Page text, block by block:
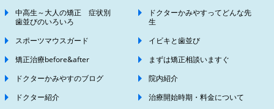
中高生～大人の矯正 症状別
歯並びのいろいろ
ドクターかみやすってどんな先
生
スポーツマウスガード
イビキと歯並び
矯正治療before&after
まずは矯正相談いますぐ
ドクターかみやすのブログ
院内紹介
ドクター紹介
治療開始時期・料金について